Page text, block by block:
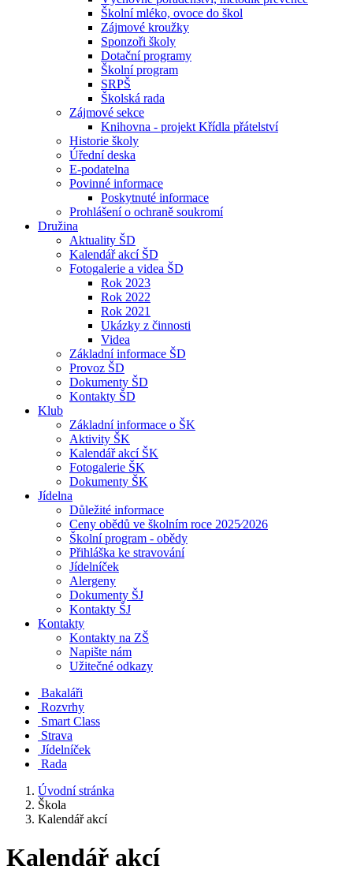
Školní mléko, ovoce do škol
Zájmové kroužky
Sponzoři školy
Dotační programy
Školní program
SRPŠ
Školská rada
Zájmové sekce
Knihovna - projekt Křídla přátelství
Historie školy
Úřední deska
E-podatelna
Povinné informace
Poskytnuté informace
Prohlášení o ochraně soukromí
Družina
Aktuality ŠD
Kalendář akcí ŠD
Fotogalerie a videa ŠD
Rok 2023
Rok 2022
Rok 2021
Ukázky z činnosti
Videa
Základní informace ŠD
Provoz ŠD
Dokumenty ŠD
Kontakty ŠD
Klub
Základní informace o ŠK
Aktivity ŠK
Kalendář akcí ŠK
Fotogalerie ŠK
Dokumenty ŠK
Jídelna
Důležité informace
Ceny obědů ve školním roce 2025⁄2026
Školní program - obědy
Přihláška ke stravování
Jídelníček
Alergeny
Dokumenty ŠJ
Kontakty ŠJ
Kontakty
Kontakty na ZŠ
Napište nám
Užitečné odkazy
Bakaláři
Rozvrhy
Smart Class
Strava
Jídelníček
Rada
Úvodní stránka
Škola
Kalendář akcí
Kalendář akcí